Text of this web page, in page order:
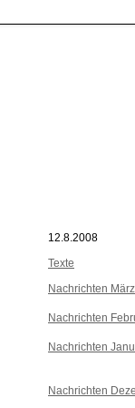
12.8.2008
Texte
Nachrichten
Nachrichten
Nachrichten
Nachrichten